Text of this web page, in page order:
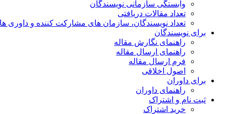
وابستگی سازمانی نویسندگان
تعداد مقالات دریافتی
تعداد نویسندگان، سازمان های مشارکت کننده و داوری های
برای نویسندگان
راهنمای نگارش مقاله
راهنمای ارسال مقاله
فرم ارسال مقاله
اصول اخلاقی
برای داوران
راهنمای داوران
ثبت نام و اشتراک
خرید اشتراک